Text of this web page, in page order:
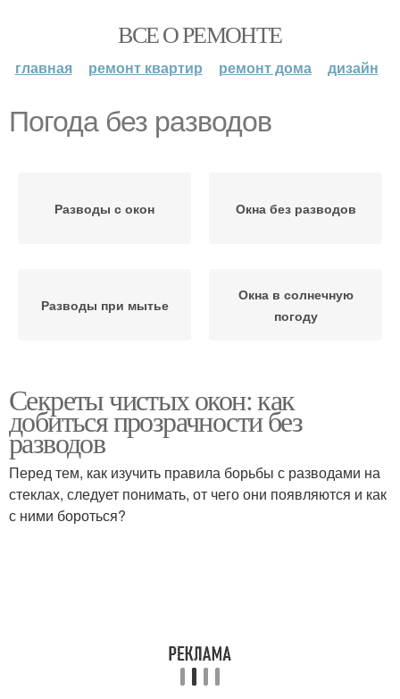
ВСЕ О РЕМОНТЕ
главная ремонт квартир ремонт дома дизайн
Погода без разводов
Разводы с окон Окна без разводов
Разводы при мытье
Окна в солнечную
погоду
Секреты чистых окон: как
добиться прозрачности без
разводов
Перед тем, как изучить правила борьбы с разводами на
стеклах, следует понимать, от чего они появляются и как
с ними бороться?